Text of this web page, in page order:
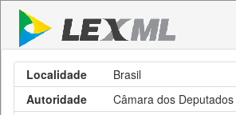
Localidade
Brasil
Autoridade
Câmara dos Deputados